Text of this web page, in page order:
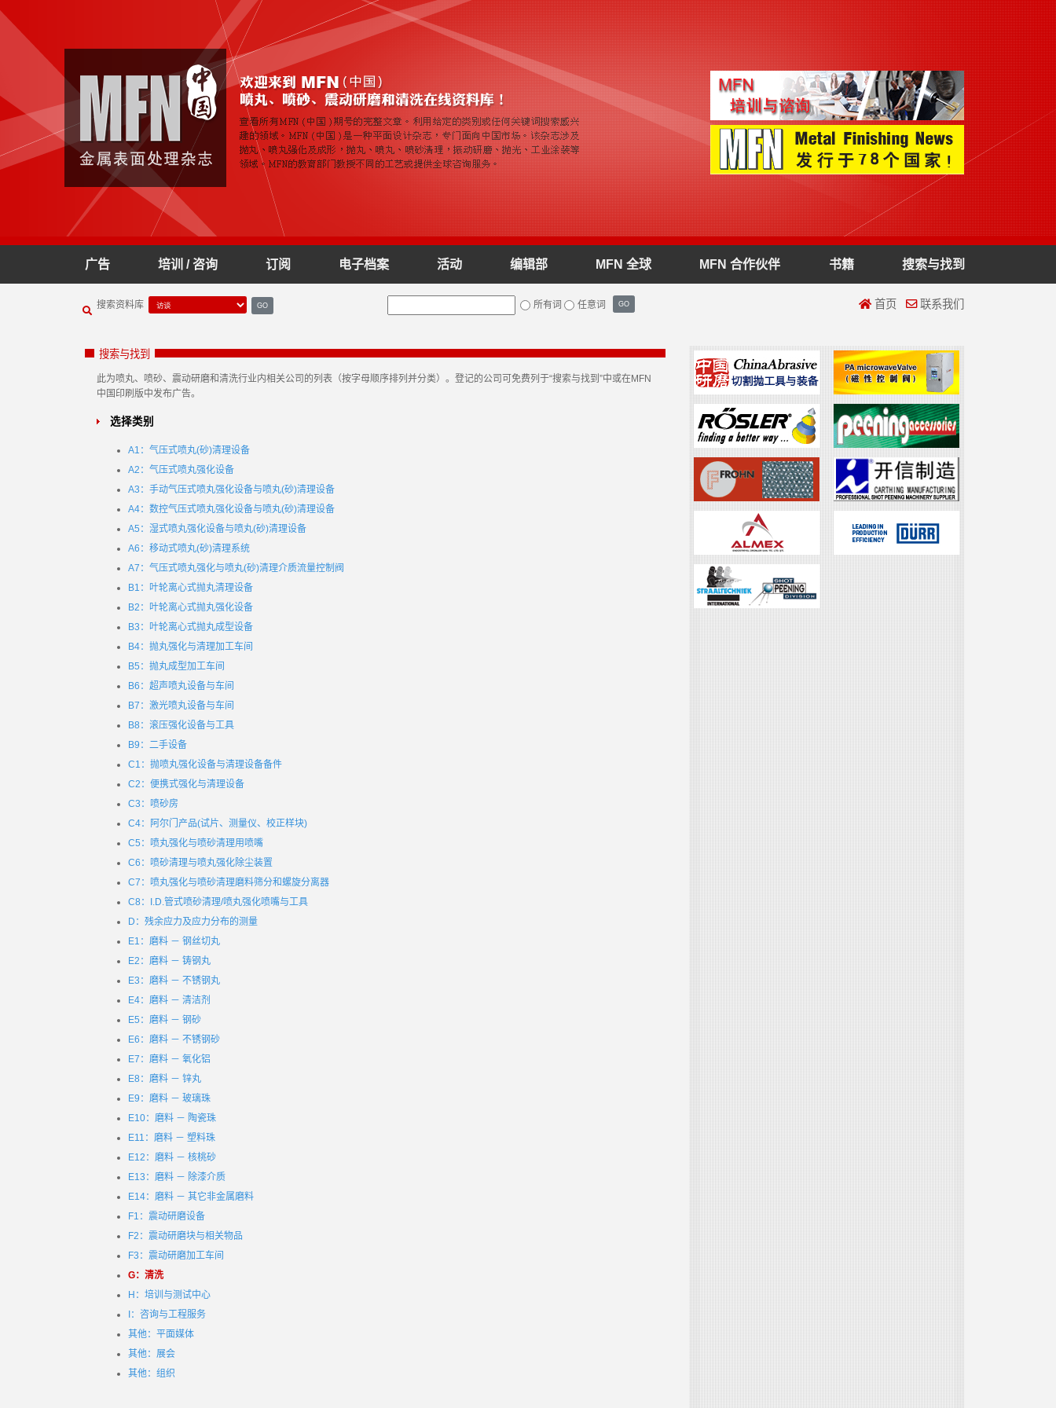
广告 培训 / 咨询 订阅 电子档案 活动 编辑部 MFN 全球 MFN 合作伙伴 书籍 搜索与找到
搜索资料库 GO 所有词 任意词 GO 首页 联系我们
搜索与找到
此为喷丸、喷砂、震动研磨和清洗行业内相关公司的列表（按字母顺序排列并分类）。登记的公司可免费列于“搜索与找到”中或在MFN
中国印刷版中发布广告。
选择类别
A1：气压式喷丸(砂)清理设备
A2：气压式喷丸强化设备
A3：手动气压式喷丸强化设备与喷丸(砂)清理设备
A4：数控气压式喷丸强化设备与喷丸(砂)清理设备
A5：湿式喷丸强化设备与喷丸(砂)清理设备
A6：移动式喷丸(砂)清理系统
A7：气压式喷丸强化与喷丸(砂)清理介质流量控制阀
B1：叶轮离心式抛丸清理设备
B2：叶轮离心式抛丸强化设备
B3：叶轮离心式抛丸成型设备
B4：抛丸强化与清理加工车间
B5：抛丸成型加工车间
B6：超声喷丸设备与车间
B7：激光喷丸设备与车间
B8：滚压强化设备与工具
B9：二手设备
C1：抛喷丸强化设备与清理设备备件
C2：便携式强化与清理设备
C3：喷砂房
C4：阿尔门产品(试片、测量仪、校正样块)
C5：喷丸强化与喷砂清理用喷嘴
C6：喷砂清理与喷丸强化除尘装置
C7：喷丸强化与喷砂清理磨料筛分和螺旋分离器
C8：I.D.管式喷砂清理/喷丸强化喷嘴与工具
D：残余应力及应力分布的测量
E1：磨料 － 钢丝切丸
E2：磨料 － 铸钢丸
E3：磨料 － 不锈钢丸
E4：磨料 － 清洁剂
E5：磨料 － 钢砂
E6：磨料 － 不锈钢砂
E7：磨料 － 氧化铝
E8：磨料 － 锌丸
E9：磨料 － 玻璃珠
E10：磨料 － 陶瓷珠
E11：磨料 － 塑料珠
E12：磨料 － 核桃砂
E13：磨料 － 除漆介质
E14：磨料 － 其它非金属磨料
F1：震动研磨设备
F2：震动研磨块与相关物品
F3：震动研磨加工车间
G：清洗
H：培训与测试中心
I：咨询与工程服务
其他：平面媒体
其他：展会
其他：组织